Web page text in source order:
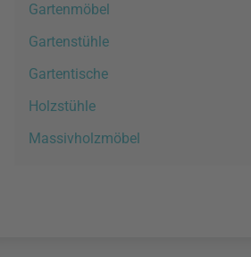
Gartenmöbel
Gartenstühle
Gartentische
Holzstühle
Massivholzmöbel